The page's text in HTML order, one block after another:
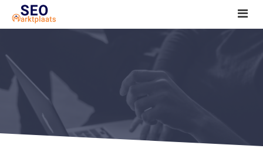
SEO tools reviews
Marketeer bij jou in de buurt?
Offerte
1. Seo voor beginners +
2. Onderzoeken +